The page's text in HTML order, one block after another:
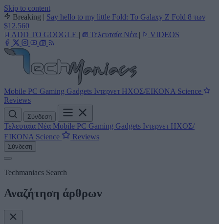
Skip to content
Breaking | Say hello to my little Fold: Το Galaxy Z Fold 8 των
$12.560
ADD TO GOOGLE | Τελευταία Νέα | VIDEOS
Mobile PC Gaming Gadgets Ιντερνετ ΗΧΟΣ/ΕΙΚΟΝΑ Science
Reviews
Σύνδεση
Τελευταία Νέα Mobile PC Gaming Gadgets Ιντερνετ ΗΧΟΣ/
ΕΙΚΟΝΑ Science Reviews
Σύνδεση
Techmaniacs Search
Αναζήτηση άρθρων